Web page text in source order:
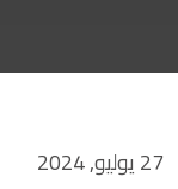
27 يوليو, 2024